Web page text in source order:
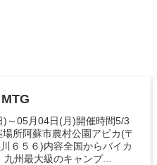
～05月04日(月)開催時間5/3
所阿蘇市農村公園アピカ(〒
６５６)内容全国からバイカ
州最大級のキャンプ...